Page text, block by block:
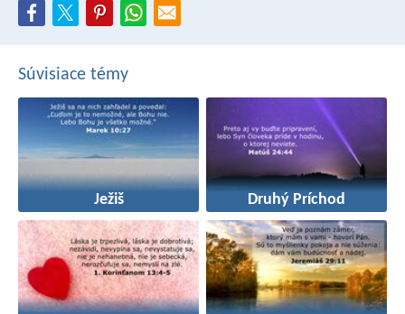
Súvisiace témy
Ježiš Druhý Príchod